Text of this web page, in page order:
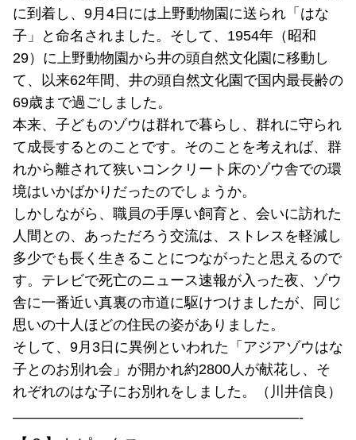
に到着し、9月4日には上野動物園に送られ「はな
子」と命名されました。そして、1954年（昭和
29）に上野動物園から井の頭自然文化園に移動し
て、以来62年間、井の頭自然文化園で国内最長齢の
69歳まで過ごしました。
本来、子どものゾウは群れで暮らし、群れに守られ
て成長するとのことです。そのことを考えれば、群
れから離されて狭いコンクリート床のゾウ舎での環
境はいかばかりだったのでしょうか。
しかしながら、職員の手厚い飼育と、会いに訪れた
人間との、あっただろう交流は、ストレスを軽減し
多少でも長く生きることにつながったと思えるので
す。テレビで死亡のニュース速報が入った夜、ゾウ
舎に一番近い真裏の市道に駆けつけましたが、同じ
思いの十人ほどの住民の姿がありました。
そして、9月3日に異例といわれた「アジアゾウはな
子とのお別れ会」が開かれ約2800人が献花し、そ
れぞれのはな子にお別れをしました。（川井信良）
————————————————————-